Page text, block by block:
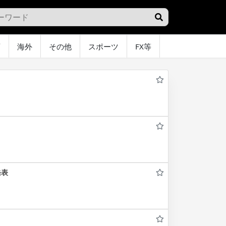
海外 その他 スポーツ FX等